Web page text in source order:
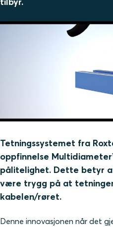
Tetningssystemet fra
oppfinnelse
pålitelighet. Dette betyr
være trygg på at
kabelen/røret.
Denne innovasjonen når det